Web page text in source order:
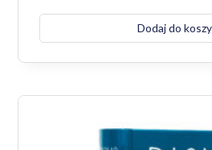
Dodaj do